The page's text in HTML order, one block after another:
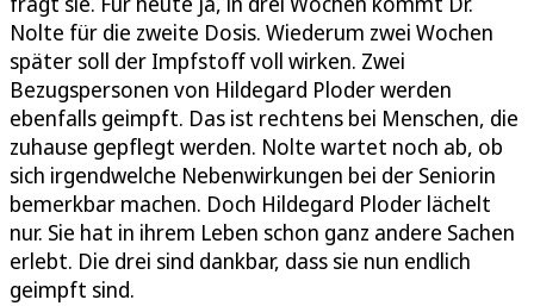
Nolte für die zweite Dosis. Wiederum zwei Wochen
später soll der Impfstoff voll wirken. Zwei
Bezugspersonen von Hildegard Ploder werden
ebenfalls geimpft. Das ist rechtens bei Menschen, die
zuhause gepflegt werden. Nolte wartet noch ab, ob
sich irgendwelche Nebenwirkungen bei der Seniorin
bemerkbar machen. Doch Hildegard Ploder lächelt
nur. Sie hat in ihrem Leben schon ganz andere Sachen
erlebt. Die drei sind dankbar, dass sie nun endlich
geimpft sind.